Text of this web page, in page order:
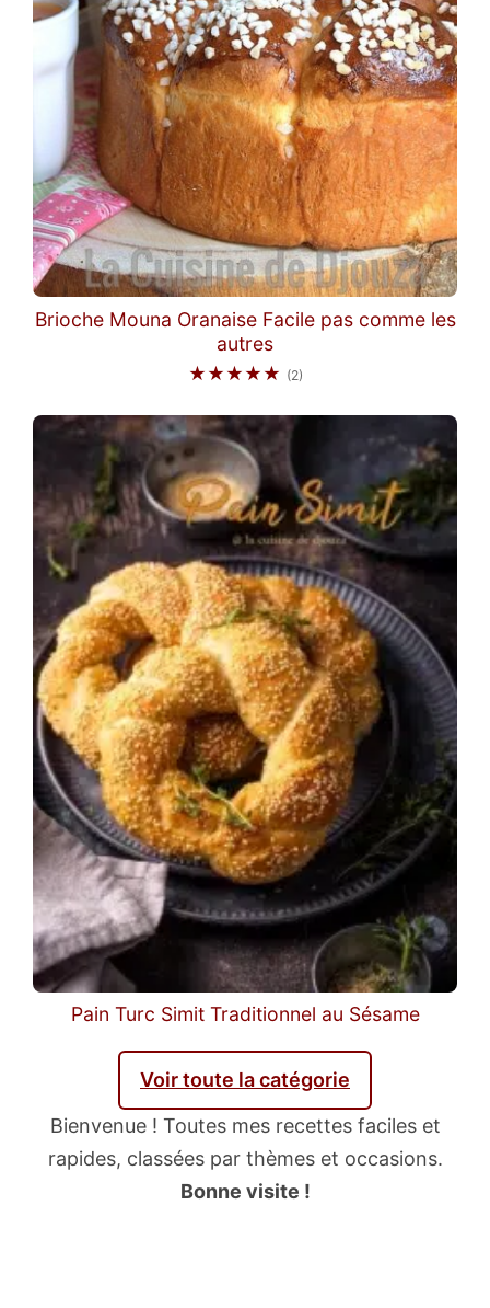
Brioche Mouna Oranaise Facile pas comme les
autres
★★★★★ (2)
Pain Turc Simit Traditionnel au Sésame
Voir toute la catégorie
Bienvenue ! Toutes mes recettes faciles et
rapides, classées par thèmes et occasions.
Bonne visite !